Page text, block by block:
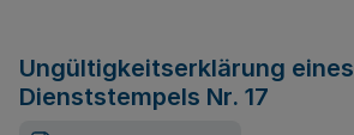
Ungültigkeitserklärung eines
Dienststempels Nr. 17